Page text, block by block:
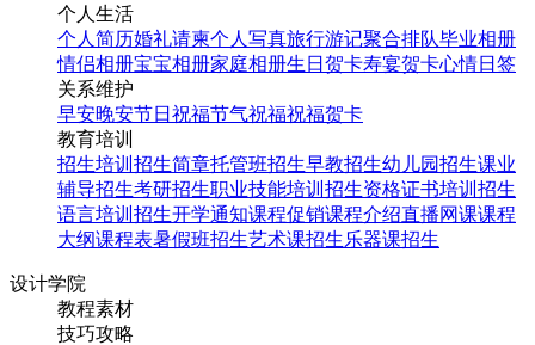
个人生活
个人简历婚礼请柬个人写真旅行游记聚合排队毕业相册
情侣相册宝宝相册家庭相册生日贺卡寿宴贺卡心情日签
关系维护
早安晚安节日祝福节气祝福祝福贺卡
教育培训
招生培训 招生简章托管班招生早教招生幼儿园招生课业
辅导招生考研招生职业技能培训招生资格证书培训招生
语言培训招生开学通知课程促销课程介绍直播网课课程
大纲课程表暑假班招生艺术课招生乐器课招生
设计学院
教程素材
技巧攻略